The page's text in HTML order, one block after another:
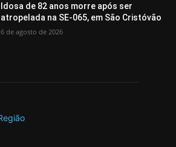
Idosa de 82 anos morre após ser
atropelada na SE-065, em São Cristóvão
6 de agosto de 2026